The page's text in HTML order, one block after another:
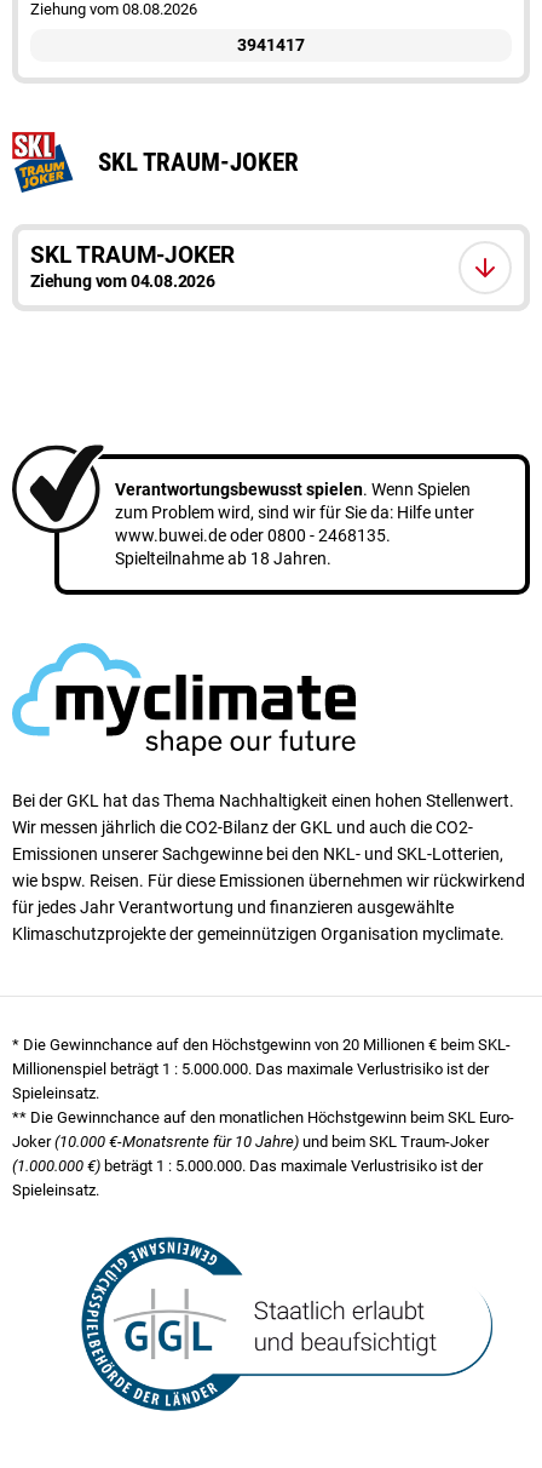
Ziehung vom 08.08.2026
3941417
SKL TRAUM-JOKER
SKL TRAUM-JOKER
Ziehung vom 04.08.2026
Verantwortungsbewusst spielen. Wenn Spielen
zum Problem wird, sind wir für Sie da: Hilfe unter
www.buwei.deoder0800 - 2468135.
Spielteilnahme ab 18 Jahren.
Bei der GKL hat das Thema Nachhaltigkeit einen ho­hen Stellen­wert.
Wir messen jährlich die CO2-Bilanz der GKL und auch die CO2-
Emissionen unserer Sach­ge­winne bei den NKL- und SKL-Lotterien,
wie bspw. Reisen. Für diese Emissionen übernehmen wir rück­wirkend
für jedes Jahr Verantwortung und finanzieren ausgewählte
Klimaschutzprojekte der gemeinnützigen Organisation myclimate.
* Die Gewinnchance auf den Höchstgewinn von 20 Millionen € beim SKL-
Millionenspiel beträgt 1 : 5.000.000. Das maximale Verlustrisiko ist der
Spieleinsatz.
** Die Gewinnchance auf den monatlichen Höchstgewinn beim SKL Euro-
Joker(10.000 €-Monatsrente für 10 Jahre) und beim SKL Traum-Joker
(1.000.000 €) beträgt 1 : 5.000.000. Das maximale Verlustrisiko ist der
Spieleinsatz.